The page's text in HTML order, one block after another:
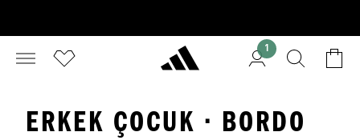
1
ERKEK ÇOCUK · BORDO